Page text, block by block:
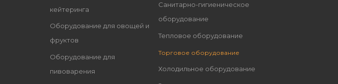
кейтеринга
Оборудование для овощей и
фруктов
Оборудование для
пивоварения
Санитарно-гигиеническое
оборудование
Тепловое оборудование
Торговое оборудование
Холодильное оборудование